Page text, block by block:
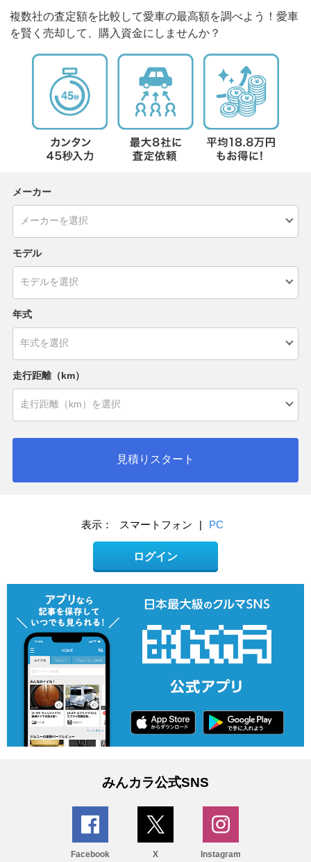
複数社の査定額を比較して愛車の最高額を調べよう！愛車
を賢く売却して、購入資金にしませんか？
メーカー
モデル
年式
走行距離（km）
見積りスタート
表示： スマートフォン | PC
ログイン
みんカラ公式SNS
Facebook X Instagram